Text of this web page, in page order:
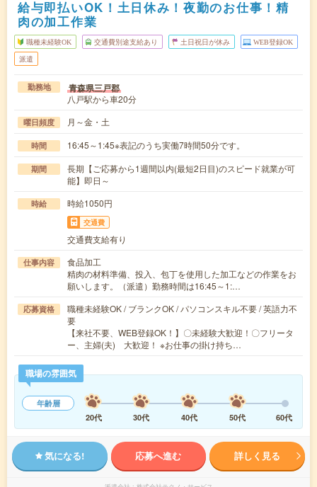
給与即払いOK！土日休み！夜勤のお仕事！精
肉の加工作業
職種未経験OK 交通費別途支給あり 土日祝日が休み WEB登録OK
派遣
勤務地 青森県三戸郡
八戸駅から車20分
曜日頻度 月～金・土
時間 16:45～1:45※表記のうち実働7時間50分です。
期間
長期【ご応募から1週間以内(最短2日目)のスピード就業が可
能】即日～
時給 時給1050円
交通費
交通費支給有り
仕事内容
食品加工
精肉の材料準備、投入、包丁を使用した加工などの作業をお
願いします。（派遣）勤務時間は16:45～1:…
応募資格
職種未経験OK / ブランクOK / パソコンスキル不要 / 英語力不
要
【来社不要、WEB登録OK！】〇未経験大歓迎！〇フリータ
ー、主婦(夫) 大歓迎！ ※お仕事の掛け持ち…
職場の雰囲気
年齢層
20代
30代 40代 50代 60代
気になる! 応募へ進む 詳しく見る